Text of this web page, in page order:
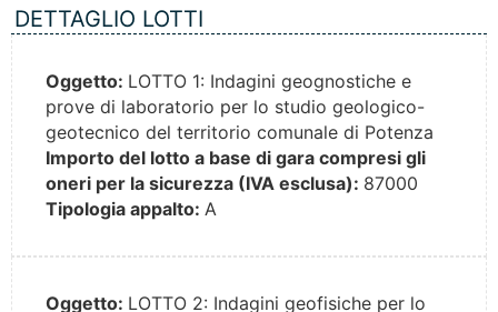
DETTAGLIO LOTTI
Oggetto: LOTTO 1: Indagini geognostiche e
prove di laboratorio per lo studio geologico-
geotecnico del territorio comunale di Potenza
Importo del lotto a base di gara compresi gli
oneri per la sicurezza (IVA esclusa): 87000
Tipologia appalto: A
Oggetto: LOTTO 2: Indagini geofisiche per lo